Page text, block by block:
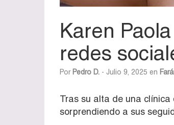
Karen
redes
Por Pedro D. - Julio 9, 2025 en
Tras su alta de una clínica
sorprendiendo a sus